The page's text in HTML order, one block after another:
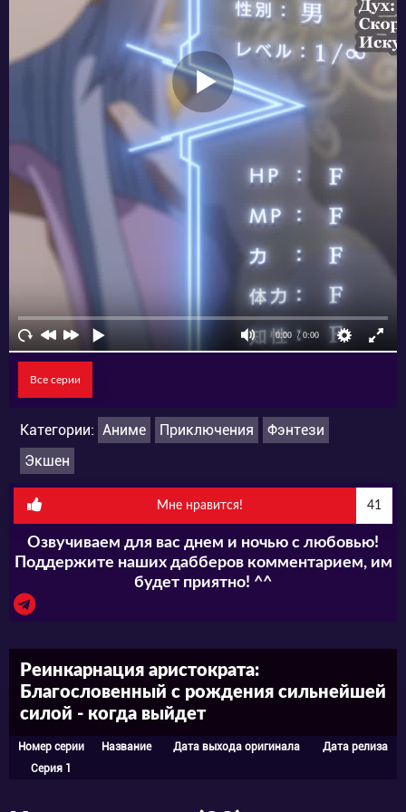
тут уж хороши любые средства, что весьма
неприятно и опасно.
Все серии
Категории: Аниме Приключения
Фэнтези
Экшен
Мне нравится! 41
Озвучиваем для вас днем и ночью с любовью!
Поддержите наших дабберов комментарием, им
будет приятно! ^^
Реинкарнация аристократа:
Благословенный с рождения сильнейшей
силой - когда выйдет
Номер серии Название Дата выхода оригинала
Дата релиза
Серия 1